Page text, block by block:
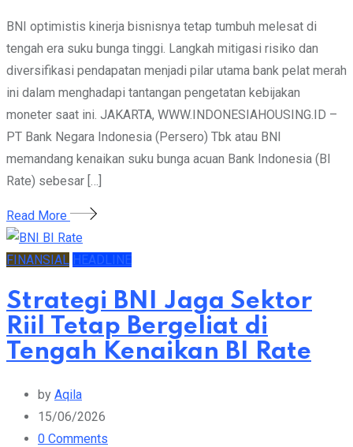
BNI optimistis kinerja bisnisnya tetap tumbuh melesat di
tengah era suku bunga tinggi. Langkah mitigasi risiko dan
diversifikasi pendapatan menjadi pilar utama bank pelat merah
ini dalam menghadapi tantangan pengetatan kebijakan
moneter saat ini. JAKARTA, WWW.INDONESIAHOUSING.ID –
PT Bank Negara Indonesia (Persero) Tbk atau BNI
memandang kenaikan suku bunga acuan Bank Indonesia (BI
Rate) sebesar […]
Read More
FINANSIAL HEADLINE
Strategi BNI Jaga Sektor
Riil Tetap Bergeliat di
Tengah Kenaikan BI Rate
by Aqila
15/06/2026
0 Comments